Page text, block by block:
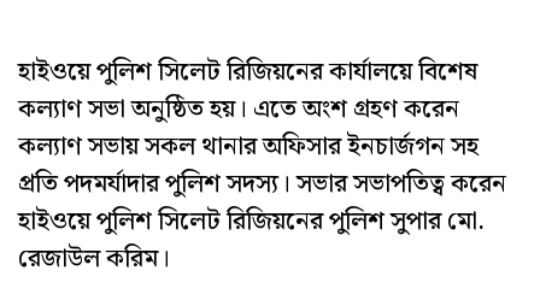
হাইওয়ে পুলিশ সিলেট রিজিয়নের কার্যালয়ে বিশেষ
কল্যাণ সভা অনুষ্ঠিত হয়। এতে অংশ গ্রহণ করেন
কল্যাণ সভায় সকল থানার অফিসার ইনচার্জগন সহ
প্রতি পদমর্যাদার পুলিশ সদস্য। সভার সভাপতিত্ব করেন
হাইওয়ে পুলিশ সিলেট রিজিয়নের পুলিশ সুপার মো.
রেজাউল করিম।